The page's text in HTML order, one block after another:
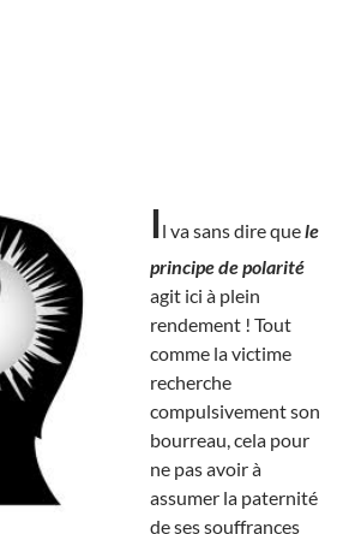
Il va sans dire quele
principe de polarité
agit ici à plein
rendement ! Tout
comme la victime
recherche
compulsivement son
bourreau, cela pour
ne pas avoir à
assumer la paternité
de ses souffrances